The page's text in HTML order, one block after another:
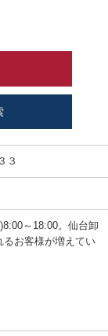
３
～18:00。仙台卸
るお客様が増えてい